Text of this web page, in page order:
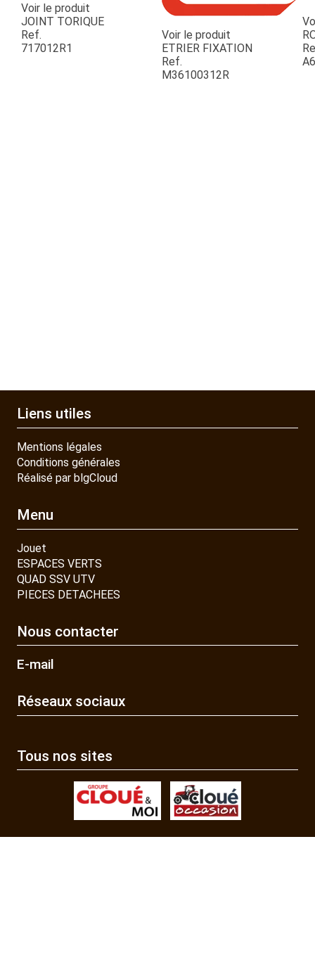
JOUET
ESPACES VERTS
Voir le produit
JOINT TORIQUE
Ref.
717012R1
Voir le produit
ETRIER FIXATION
Ref.
M36100312R
Liens utiles
Mentions légales
Conditions générales
Réalisé par blgCloud
Menu
Jouet
ESPACES VERTS
QUAD SSV UTV
PIECES DETACHEES
Nous contacter
E-mail
Réseaux sociaux
Tous nos sites